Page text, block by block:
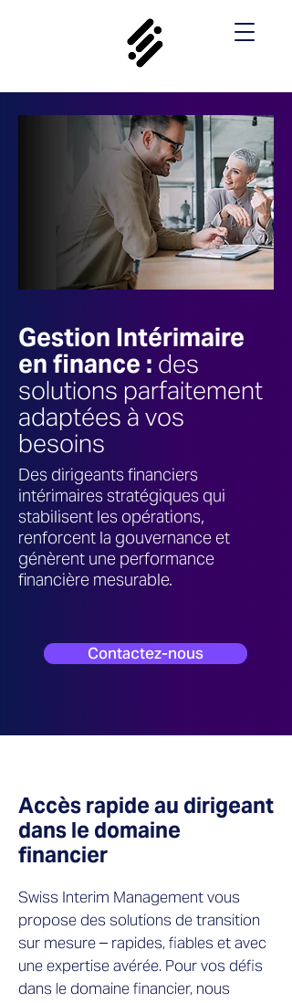
Gestion Intérimaire
en finance : des
solutions parfaitement
adaptées à vos
besoins
Des dirigeants financiers
intérimaires stratégiques qui
stabilisent les opérations,
renforcent la gouvernance et
génèrent une performance
financière mesurable.
Contactez-nous
Accès rapide au dirigeant
dans le domaine
financier
Swiss Interim Management vous
propose des solutions de transition
sur mesure – rapides, fiables et avec
une expertise avérée. Pour vos défis
dans le domaine financier, nous